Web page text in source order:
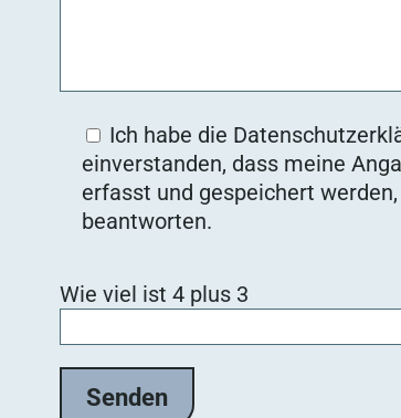
Ich habe die
einverstanden, dass meine
erfasst und gespeichert
beantworten.
Wie viel ist 4 plus 3